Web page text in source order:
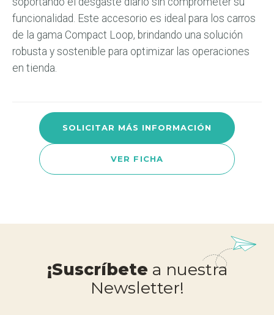
funcionalidad. Este accesorio es ideal para los carros
de la gama Compact Loop, brindando una solución
robusta y sostenible para optimizar las operaciones
en tienda​​​.
SOLICITAR MÁS INFORMACIÓN
VER FICHA
¡Suscríbete a nuestra
Newsletter!